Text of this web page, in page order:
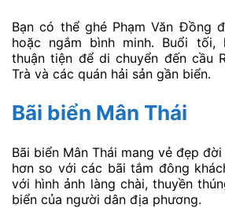
Bạn có thể ghé Phạm Văn Đồng
hoặc ngắm bình minh. Buổi tối,
thuận tiện để di chuyển đến cầu
Trà và các quán hải sản gần biển.
Bãi biển Mân Thái
Bãi biển Mân Thái mang vẻ đẹp
hơn so với các bãi tắm đông
với hình ảnh làng chài, thuyền
biển của người dân địa phương.